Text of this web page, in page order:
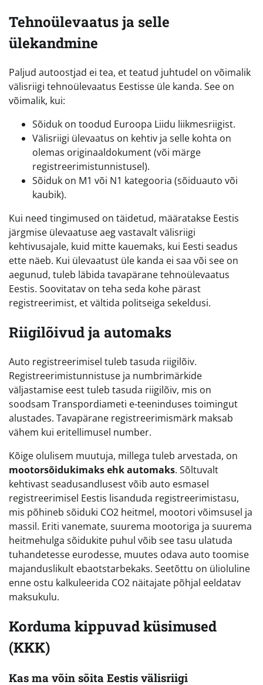
Tehnoülevaatus ja selle
ülekandmine
Paljud autoostjad ei tea, et teatud juhtudel on võimalik
välisriigi tehnoülevaatus Eestisse üle kanda. See on
võimalik, kui:
Sõiduk on toodud Euroopa Liidu liikmesriigist.
Välisriigi ülevaatus on kehtiv ja selle kohta on
olemas originaaldokument (või märge
registreerimistunnistusel).
Sõiduk on M1 või N1 kategooria (sõiduauto või
kaubik).
Kui need tingimused on täidetud, määratakse Eestis
järgmise ülevaatuse aeg vastavalt välisriigi
kehtivusajale, kuid mitte kauemaks, kui Eesti seadus
ette näeb. Kui ülevaatust üle kanda ei saa või see on
aegunud, tuleb läbida tavapärane tehnoülevaatus
Eestis. Soovitatav on teha seda kohe pärast
registreerimist, et vältida politseiga sekeldusi.
Riigilõivud ja automaks
Auto registreerimisel tuleb tasuda riigilõiv.
Registreerimistunnistuse ja numbrimärkide
väljastamise eest tuleb tasuda riigilõiv, mis on
soodsam Transpordiameti e-teeninduses toimingut
alustades. Tavapärane registreerimismärk maksab
vähem kui eritellimusel number.
Kõige olulisem muutuja, millega tuleb arvestada, on
mootorsõidukimaks ehk automaks. Sõltuvalt
kehtivast seadusandlusest võib auto esmasel
registreerimisel Eestis lisanduda registreerimistasu,
mis põhineb sõiduki CO2 heitmel, mootori võimsusel ja
massil. Eriti vanemate, suurema mootoriga ja suurema
heitmehulga sõidukite puhul võib see tasu ulatuda
tuhandetesse eurodesse, muutes odava auto toomise
majanduslikult ebaotstarbekaks. Seetõttu on ülioluline
enne ostu kalkuleerida CO2 näitajate põhjal eeldatav
maksukulu.
Korduma kippuvad küsimused
(KKK)
Kas ma võin sõita Eestis välisriigi